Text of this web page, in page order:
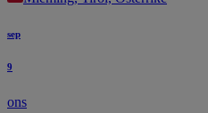
sep
9
ons